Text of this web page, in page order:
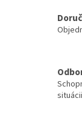
situácii